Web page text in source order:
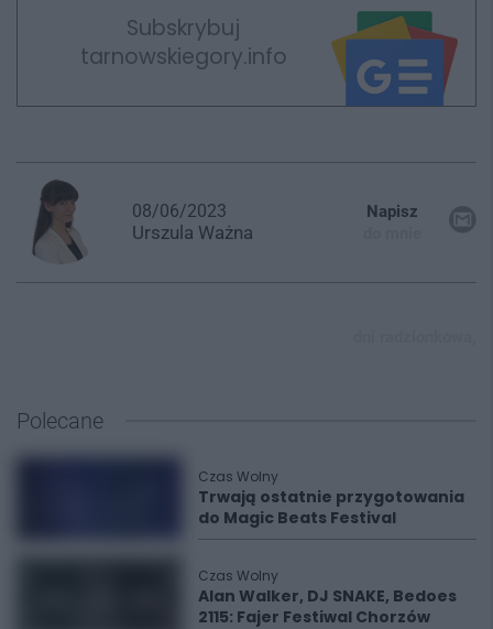
Subskrybuj
tarnowskiegory.info
08/06/2023
Urszula Ważna
Napisz
Polecane
Czas Wolny
Trwają ostatnie przygotowania
do Magic Beats Festival
Czas Wolny
Alan Walker, DJ SNAKE, Bedoes
2115: Fajer Festiwal Chorzów